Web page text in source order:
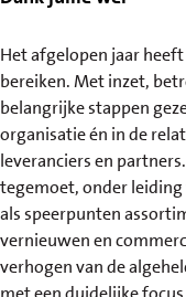
Het afgelopen jaar
bereiken. Met inzet,
belangrijke stappen
organisatie én in de
leveranciers en
tegemoet, onder leiding
als speerpunten
vernieuwen en
verhogen van de